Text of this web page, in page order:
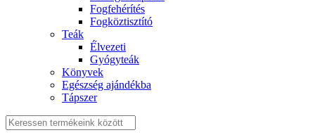
Fogfehérítés
Fogköztisztító
Teák
É́lvezeti
Gyógyteák
Könyvek
Egészség ajándékba
Tápszer